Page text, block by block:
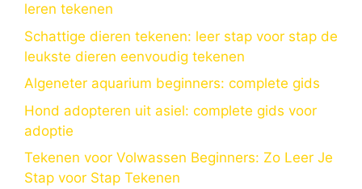
leren tekenen
Schattige dieren tekenen: leer stap voor stap de
leukste dieren eenvoudig tekenen
Algeneter aquarium beginners: complete gids
Hond adopteren uit asiel: complete gids voor
adoptie
Tekenen voor Volwassen Beginners: Zo Leer Je
Stap voor Stap Tekenen